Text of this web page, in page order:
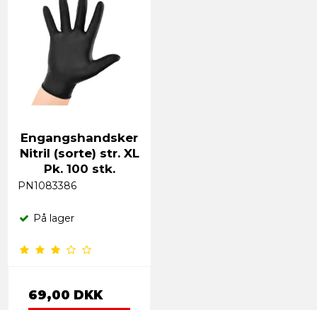
Engangshandsker
Nitril (sorte) str. XL
Pk. 100 stk.
PN1083386
På lager
69,00 DKK